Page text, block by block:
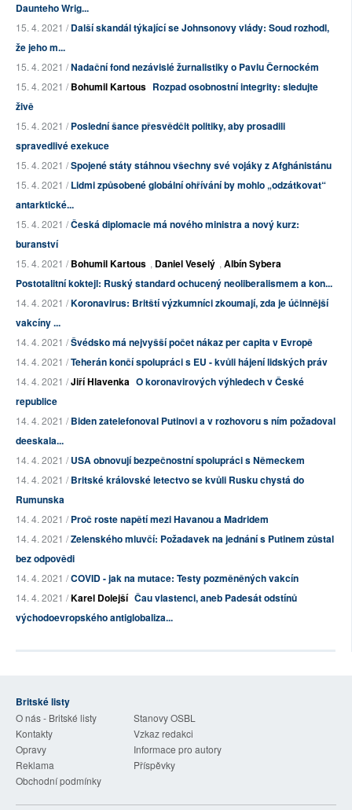
Daunteho Wrig...
15. 4. 2021 /Další skandál týkající se Johnsonovy vlády: Soud rozhodl,
že jeho m...
15. 4. 2021 /Nadační fond nezávislé žurnalistiky o Pavlu Černockém
15. 4. 2021 /Bohumil Kartous Rozpad osobnostní integrity: sledujte
živě
15. 4. 2021 /Poslední šance přesvědčit politiky, aby prosadili
spravedlivé exekuce
15. 4. 2021 /Spojené státy stáhnou všechny své vojáky z Afghánistánu
15. 4. 2021 /Lidmi způsobené globální ohřívání by mohlo „odzátkovat“
antarktické...
15. 4. 2021 /Česká diplomacie má nového ministra a nový kurz:
buranství
15. 4. 2021 /Bohumil Kartous , Daniel Veselý , Albín Sybera
Postotalitní koktejl: Ruský standard ochucený neoliberalismem a kon...
14. 4. 2021 /Koronavirus: Britští výzkumníci zkoumají, zda je účinnější
vakcíny ...
14. 4. 2021 /Švédsko má nejvyšší počet nákaz per capita v Evropě
14. 4. 2021 /Teherán končí spolupráci s EU - kvůli hájení lidských práv
14. 4. 2021 /Jiří Hlavenka O koronavirových výhledech v České
republice
14. 4. 2021 /Biden zatelefonoval Putinovi a v rozhovoru s ním požadoval
deeskala...
14. 4. 2021 /USA obnovují bezpečnostní spolupráci s Německem
14. 4. 2021 /Britské královské letectvo se kvůli Rusku chystá do
Rumunska
14. 4. 2021 /Proč roste napětí mezi Havanou a Madridem
14. 4. 2021 /Zelenského mluvčí: Požadavek na jednání s Putinem zůstal
bez odpovědi
14. 4. 2021 /COVID - jak na mutace: Testy pozměněných vakcín
14. 4. 2021 /Karel Dolejší Čau vlastenci, aneb Padesát odstínů
východoevropského antiglobaliza...
Britské listy
O nás - Britské listy
Stanovy OSBL
Kontakty
Vzkaz redakci
Opravy
Informace pro autory
Reklama
Příspěvky
Obchodní podmínky